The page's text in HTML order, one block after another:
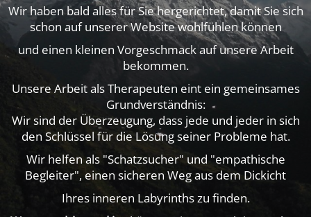
Wir haben bald alles für Sie hergerichtet, damit Sie sich
schon auf unserer Website wohlfühlen können
und einen kleinen Vorgeschmack auf unsere Arbeit
bekommen.
Unsere Arbeit als Therapeuten eint ein gemeinsames
Grundverständnis:
Wir sind der Überzeugung, dass jede und jeder in sich
den Schlüssel für die Lösung seiner Probleme hat.
Wir helfen als "Schatzsucher" und "empathische
Begleiter", einen sicheren Weg aus dem Dickicht
Ihres inneren Labyrinths zu finden.